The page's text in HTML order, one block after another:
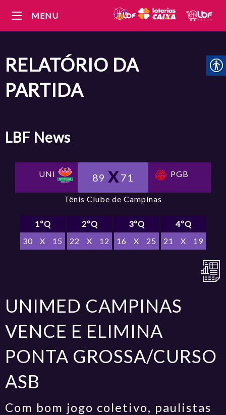
MENU
RELATÓRIO DA
PARTIDA
LBF News
UNI 89 71 PGB
Tênis Clube de Campinas
1ºQ
30
X 15
2ºQ
22
X 12
3ºQ
16
X 25
4ºQ
21
X 19
UNIMED CAMPINAS
VENCE E ELIMINA
PONTA GROSSA/CURSO
ASB
Com bom jogo coletivo, paulistas